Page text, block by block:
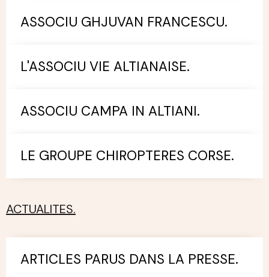
ASSOCIU GHJUVAN FRANCESCU.
L'ASSOCIU VIE ALTIANAISE.
ASSOCIU CAMPA IN ALTIANI.
LE GROUPE CHIROPTERES CORSE.
ACTUALITES.
ARTICLES PARUS DANS LA PRESSE.